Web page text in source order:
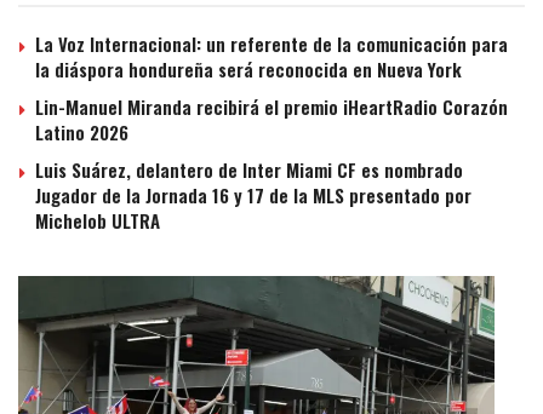
La Voz Internacional: un referente de la comunicación para
la diáspora hondureña será reconocida en Nueva York
Lin-Manuel Miranda recibirá el premio iHeartRadio Corazón
Latino 2026
Luis Suárez, delantero de Inter Miami CF es nombrado
Jugador de la Jornada 16 y 17 de la MLS presentado por
Michelob ULTRA